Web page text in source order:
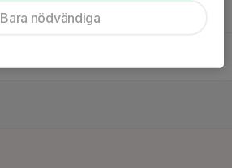
Bara nödvändiga